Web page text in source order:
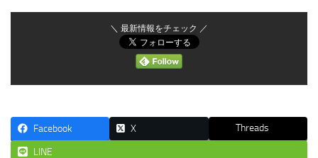
＼ 最新情報をチェック ／
Facebook X Threads
LINE